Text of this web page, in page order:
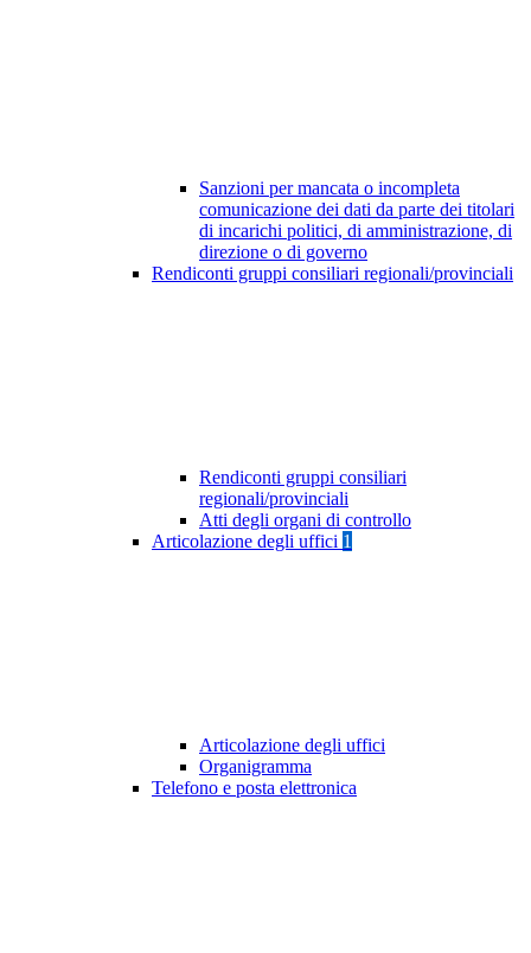
Sanzioni per mancata o incompleta
comunicazione dei dati da parte dei titolari
di incarichi politici, di amministrazione, di
direzione o di governo
Rendiconti gruppi consiliari regionali/provinciali
Rendiconti gruppi consiliari
regionali/provinciali
Atti degli organi di controllo
Articolazione degli uffici 1
Articolazione degli uffici
Organigramma
Telefono e posta elettronica